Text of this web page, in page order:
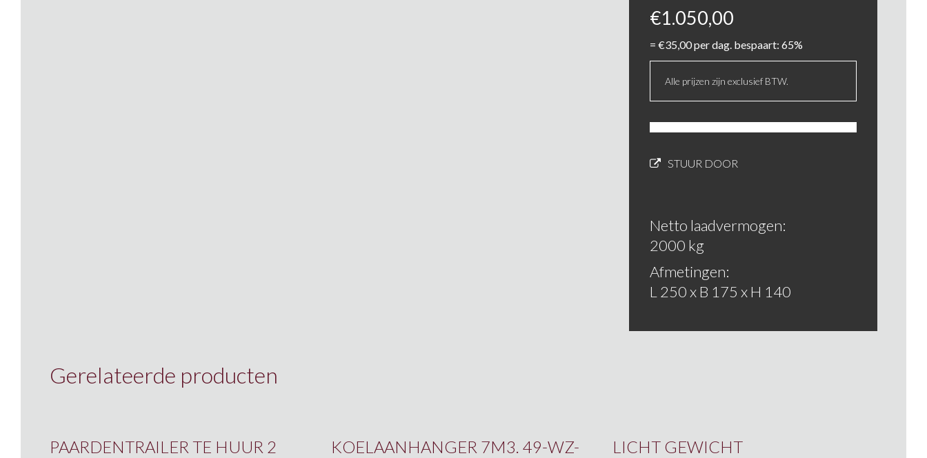
€1.050,00
= €35,00per dag. bespaart: 65%
Alle prijzen zijn exclusief BTW.
STUUR DOOR
Netto laadvermogen:
2000 kg
Afmetingen:
L 250 x B 175 x H 140
Gerelateerde producten
PAARDENTRAILER TE HUUR 2
KOELAANHANGER 7M3. 49-WZ-
LICHT GEWICHT